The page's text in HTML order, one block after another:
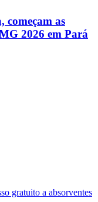
começam as
2026 em Pará
gratuito a absorventes